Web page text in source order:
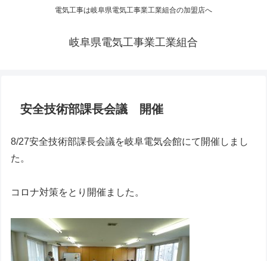
電気工事は岐阜県電気工事業工業組合の加盟店へ
岐阜県電気工事業工業組合
安全技術部課長会議 開催
8/27安全技術部課長会議を岐阜電気会館にて開催しまし
た。
コロナ対策をとり開催ました。